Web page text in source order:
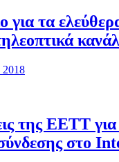
για τα
2018
της ΕΕΤΤ για
στο